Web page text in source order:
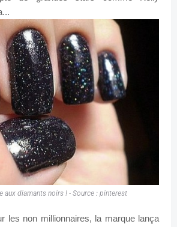
aux diamants noirs ! - Source : pinterest
les non millionnaires, la marque lança